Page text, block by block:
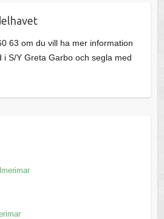
63 om du vill ha mer information
S/Y Greta Garbo och segla med